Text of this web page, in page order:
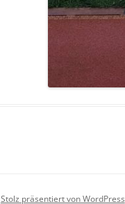
Stolz präsentiert von WordPress